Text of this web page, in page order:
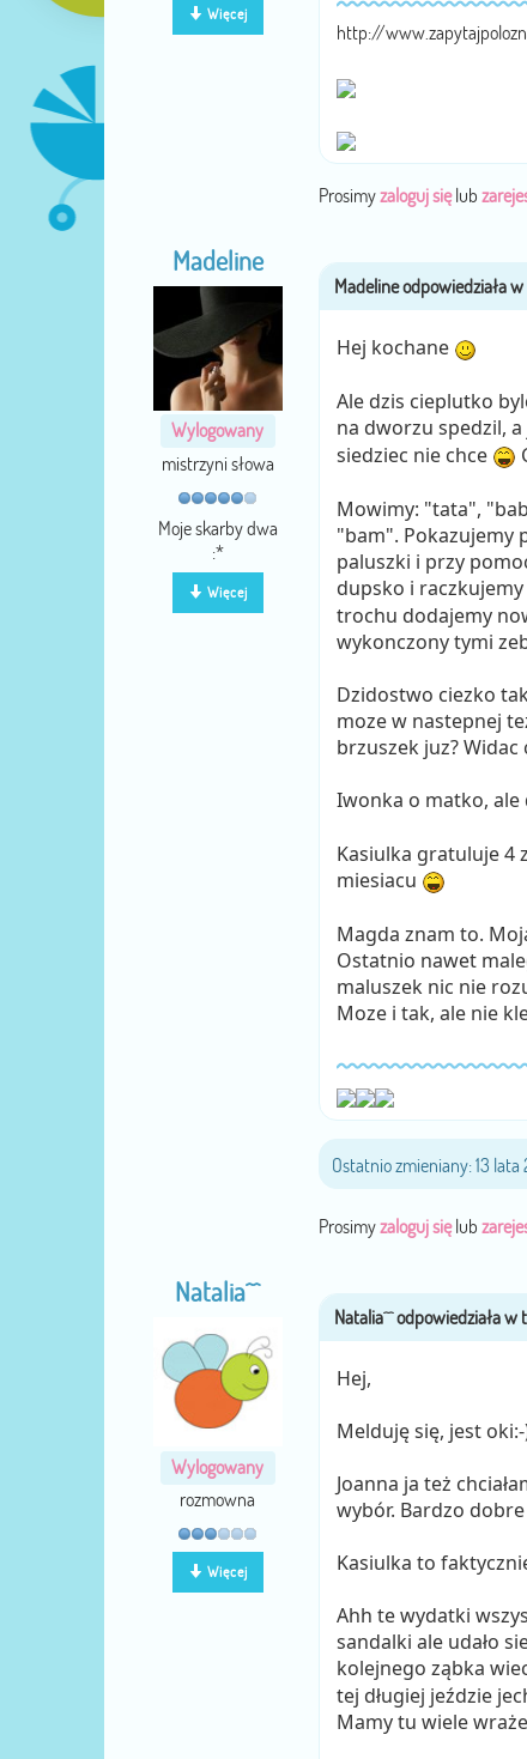
Więcej
http://
Prosimyzaloguj sięlub
Madeline
Wylogowany
mistrzyni słowa
Moje skarby dwa
:*
Więcej
Hej kochane
Ale dzis cieplutko
na dworzu spedzil,
siedziec nie chce
Mowimy: "tata",
"bam". Pokazujemy
paluszki i przy
dupsko i raczkujemy
trochu dodajemy
wykonczony tymi
Dzidostwo ciezko
moze w nastepnej
brzuszek juz? Widac
Iwonka o matko,
Kasiulka gratuluje 4
miesiacu
Magda znam to.
Ostatnio nawet
maluszek nic nie
Moze i tak, ale nie
Ostatnio zmieniany: 13
Prosimyzaloguj sięlub
Natalia^^
Wylogowany
rozmowna
Więcej
Hej,
Melduję się, jest
Joanna ja też
wybór. Bardzo
Kasiulka to
Ahh te wydatki
sandalki ale udało
kolejnego ząbka
tej długiej jeździe
Mamy tu wiele